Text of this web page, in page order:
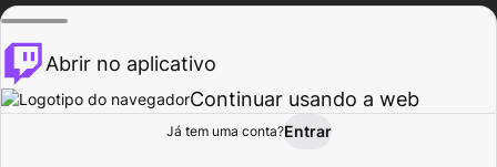
Procurar Atividade
Abrir no aplicativo
Continuar usando a web
Já tem uma conta?Entrar